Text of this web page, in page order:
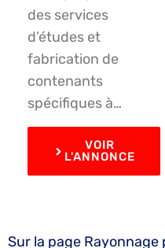
des services
d’études et
fabrication de
contenants
spécifiques à…
VOIR
L'ANNONCE
Sur la page Rayonnage